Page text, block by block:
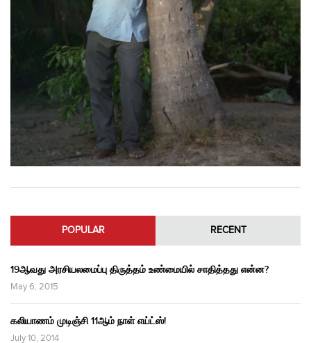
POPULAR RECENT
19ஆவது அரசியலமைப்பு திருத்தம் உண்மையில் சாதித்தது என்ன?
May 6, 2015
கலியாணம் முடிஞ்சி 11ஆம் நாள் எய்ட்ஸ்!
July 10, 2014